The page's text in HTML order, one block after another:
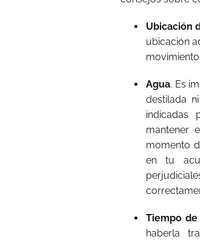
Ubicación
ubicación
Agua. Es
destilada
indicadas
mantener
momento
en tu
Tiempo de
haberla